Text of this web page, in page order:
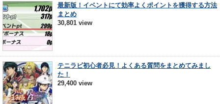
最新版！イベントにて効率よくポイントを獲得する方法
まとめ
30,801 view
テニラビ初心者必見！よくある質問をまとめてみまし
た！
29,400 view